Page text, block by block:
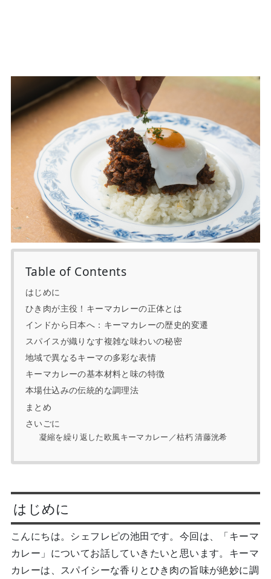
Table of Contents
はじめに
ひき肉が主役！キーマカレーの正体とは
インドから日本へ：キーマカレーの歴史的変遷
スパイスが織りなす複雑な味わいの秘密
地域で異なるキーマの多彩な表情
キーマカレーの基本材料と味の特徴
本場仕込みの伝統的な調理法
まとめ
さいごに
凝縮を繰り返した欧風キーマカレー／枯朽 清藤洸希
はじめに
こんにちは。シェフレピの池田です。今回は、「キーマ
カレー」についてお話していきたいと思います。キーマ
カレーは、スパイシーな香りとひき肉の旨味が絶妙に調